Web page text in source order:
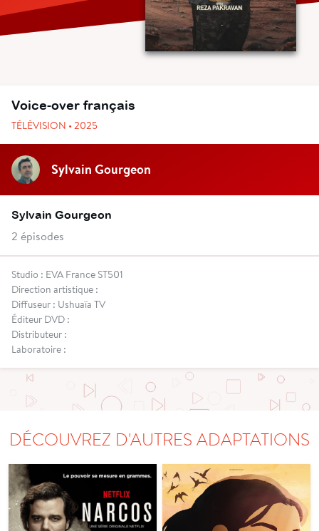
Voice-over français
TÉLÉVISION • 2025
Sylvain Gourgeon
Sylvain Gourgeon
2 épisodes
Studio : EVA France ST501
Direction artistique :
Diffuseur : Ushuaïa TV
Éditeur DVD :
Distributeur :
Laboratoire :
DÉCOUVREZ D'AUTRES ADAPTATIONS